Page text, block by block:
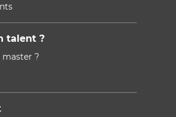
talent ?
?